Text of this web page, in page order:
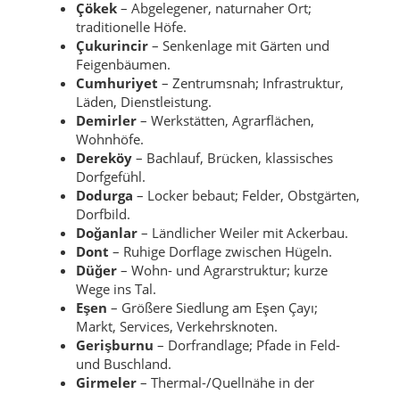
Çökek – Abgelegener, naturnaher Ort;
traditionelle Höfe.
Çukurincir – Senkenlage mit Gärten und
Feigenbäumen.
Cumhuriyet – Zentrumsnah; Infrastruktur,
Läden, Dienstleistung.
Demirler – Werkstätten, Agrarflächen,
Wohnhöfe.
Dereköy – Bachlauf, Brücken, klassisches
Dorfgefühl.
Dodurga – Locker bebaut; Felder, Obstgärten,
Dorfbild.
Doğanlar – Ländlicher Weiler mit Ackerbau.
Dont – Ruhige Dorflage zwischen Hügeln.
Düğer – Wohn- und Agrarstruktur; kurze
Wege ins Tal.
Eşen – Größere Siedlung am Eşen Çayı;
Markt, Services, Verkehrsknoten.
Gerişburnu – Dorfrandlage; Pfade in Feld-
und Buschland.
Girmeler – Thermal-/Quellnähe in der